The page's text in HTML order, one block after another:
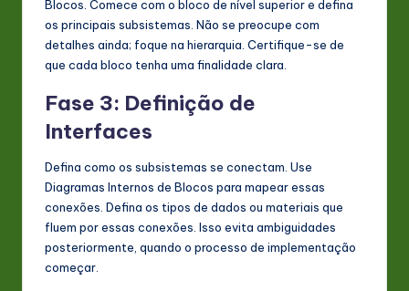
Blocos. Comece com o bloco de nível superior e defina
os principais subsistemas. Não se preocupe com
detalhes ainda; foque na hierarquia. Certifique-se de
que cada bloco tenha uma finalidade clara.
Fase 3: Definição de
Interfaces
Defina como os subsistemas se conectam. Use
Diagramas Internos de Blocos para mapear essas
conexões. Defina os tipos de dados ou materiais que
fluem por essas conexões. Isso evita ambiguidades
posteriormente, quando o processo de implementação
começar.